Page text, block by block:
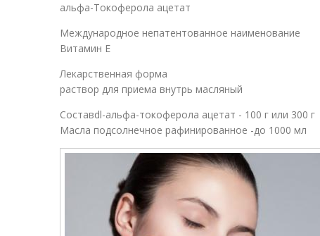
альфа-Токоферола ацетат
Международное непатентованное наименование
Витамин E
Лекарственная форма
раствор для приема внутрь масляный
Составdl-альфа-токоферола ацетат - 100 г или 300 г
Масла подсолнечное рафинированное -до 1000 мл